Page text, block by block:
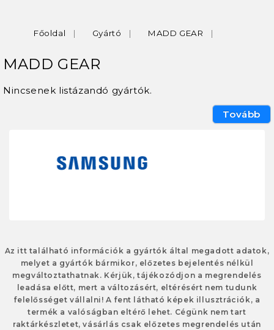
Főoldal Gyártó MADD GEAR
MADD GEAR
Nincsenek listázandó gyártók.
Tovább
Az itt található információk a gyártók által megadott adatok,
melyet a gyártók bármikor, előzetes bejelentés nélkül
megváltoztathatnak. Kérjük, tájékozódjon a megrendelés
leadása előtt, mert a változásért, eltérésért nem tudunk
felelősséget vállalni! A fent látható képek illusztrációk, a
termék a valóságban eltérő lehet. Cégünk nem tart
raktárkészletet, vásárlás csak előzetes megrendelés után